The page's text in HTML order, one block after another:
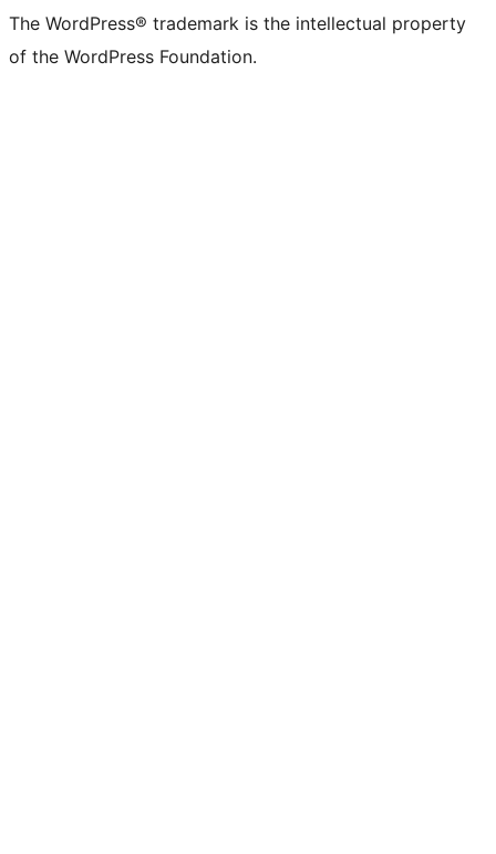
The WordPress® trademark is the intellectual property
of the WordPress Foundation.